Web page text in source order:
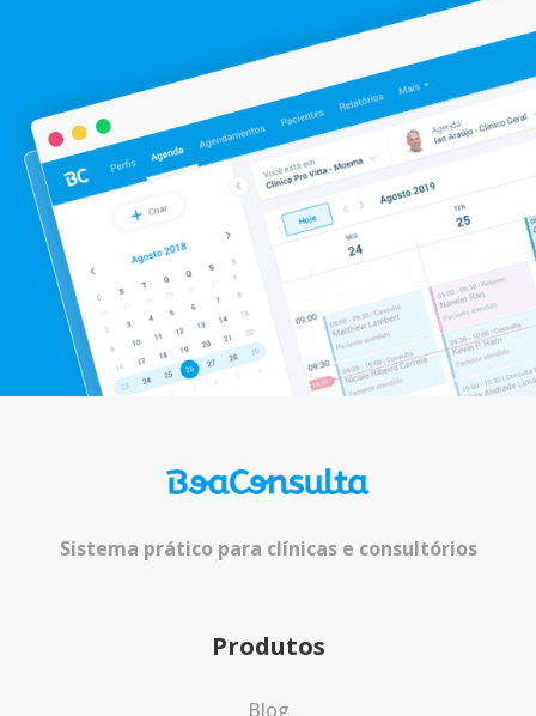
Sistema prático para clínicas e consultórios
Produtos
Blog